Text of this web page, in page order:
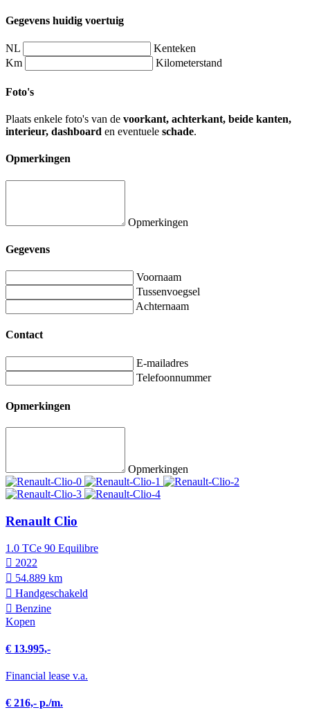
Gegevens huidig voertuig
NL
Kenteken
Km
Kilometerstand
Foto's
Plaats enkele foto's van de voorkant, achterkant, beide kanten,
interieur, dashboard en eventuele schade.
Opmerkingen
Opmerkingen
Gegevens
Voornaam
Tussenvoegsel
Achternaam
Contact
E-mailadres
Telefoonnummer
Opmerkingen
Opmerkingen
Renault Clio
1.0 TCe 90 Equilibre
2022
54.889 km
Hand­geschakeld
Benzine
Kopen
€ 13.995,-
Financial lease v.a.
€ 216,- p./m.